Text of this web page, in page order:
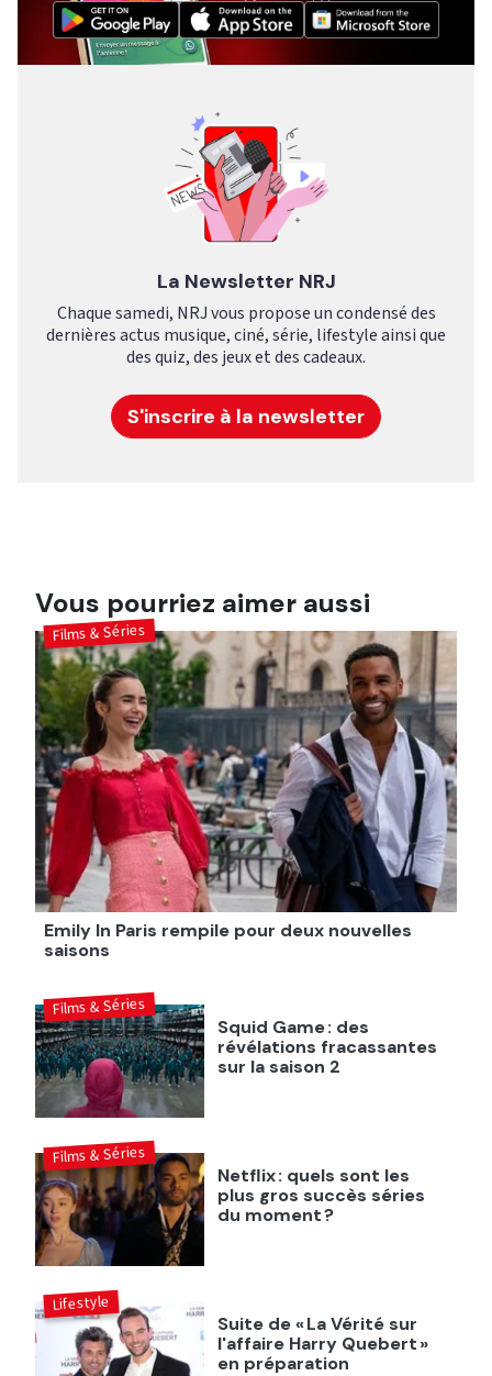
La Newsletter NRJ
Chaque samedi, NRJ vous propose un condensé des
dernières actus musique, ciné, série, lifestyle ainsi que
des quiz, des jeux et des cadeaux.
S'inscrire à la newsletter
Vous pourriez aimer aussi
Emily In Paris rempile pour deux nouvelles
saisons
Films & Séries
Squid Game : des
révélations fracassantes
sur la saison 2
Films & Séries
Netflix : quels sont les
plus gros succès séries
du moment ?
Films & Séries
Suite de « La Vérité sur
l'affaire Harry Quebert »
en préparation
Lifestyle